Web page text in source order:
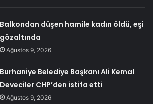
Balkondan düşen hamile kadın öldü, eşi
gözaltında
Ağustos 9, 2026
Burhaniye Belediye Başkanı Ali Kemal
Deveciler CHP’den istifa etti
Ağustos 9, 2026